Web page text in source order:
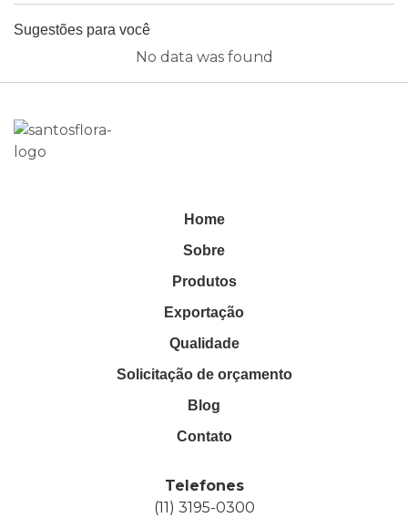
Sugestões para você
No data was found
Home
Sobre
Produtos
Exportação
Qualidade
Solicitação de orçamento
Blog
Contato
Telefones
(11) 3195-0300